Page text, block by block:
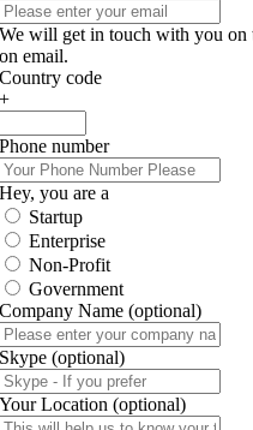
We will get in touch with you on
on email.
Country code
+
Phone number
Hey, you are a
Startup
Enterprise
Non-Profit
Government
Company Name (optional)
Skype (optional)
Your Location (optional)